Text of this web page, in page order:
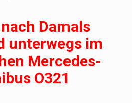
Damals
unterwegs im
Mercedes-
O321